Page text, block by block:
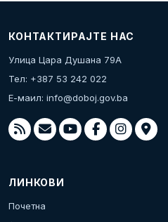
КОНТАКТИРАЈТЕ НАС
Улица Цара Душана 79А
Тел: +387 53 242 022
Е-маил: info@doboj.gov.ba
ЛИНКОВИ
Почетна